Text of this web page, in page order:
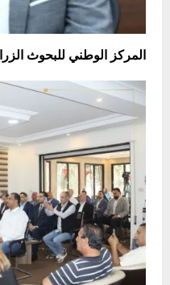
المركز الوطني للبحوث